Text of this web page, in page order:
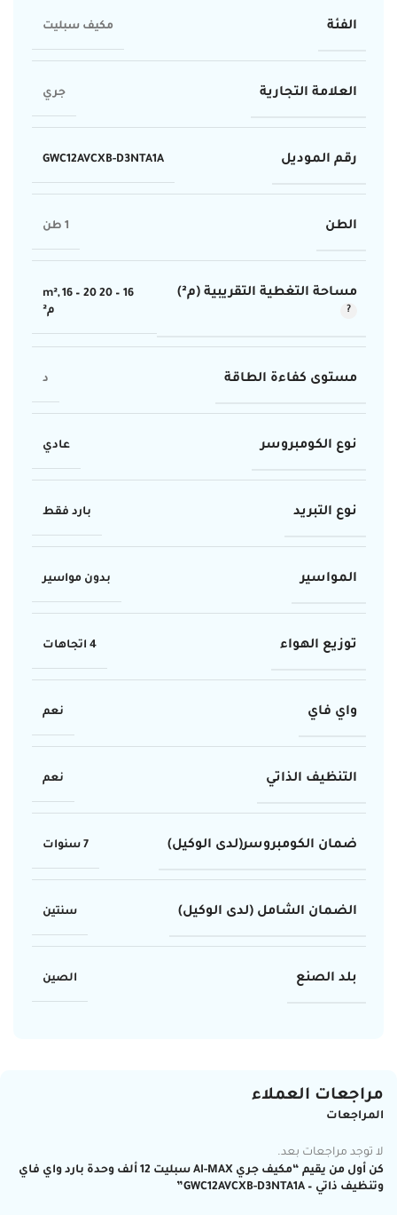
الفئة مكيف سبليت
العلامة التجارية جري
رقم الموديل GWC12AVCXB-D3NTA1A
الطن 1 طن
مساحة التغطية التقريبية (م²) 16 – 20 m²
,16 – 20
م²
مستوى كفاءة الطاقة د
نوع الكومبروسر عادي
نوع التبريد بارد فقط
المواسير بدون مواسير
توزيع الهواء 4 اتجاهات
واي فاي نعم
التنظيف الذاتي نعم
ضمان الكومبروسر(لدى الوكيل) 7 سنوات
الضمان الشامل (لدى الوكيل) سنتين
بلد الصنع الصين
مراجعات العملاء
المراجعات
لا توجد مراجعات بعد.
كن أول من يقيم “مكيف جري AI-MAX سبليت 12 ألف وحدة بارد واي فاي
وتنظيف ذاتي – GWC12AVCXB-D3NTA1A”